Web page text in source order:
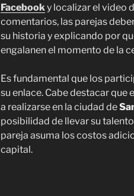
Facebooky localizar el video
comentarios, las parejas
su historia y explicando por
engalanen el momento de la
Es fundamental que los
su enlace. Cabe destacar
a realizarse en la ciudad de
posibilidad de llevar su
pareja asuma los costos
capital.